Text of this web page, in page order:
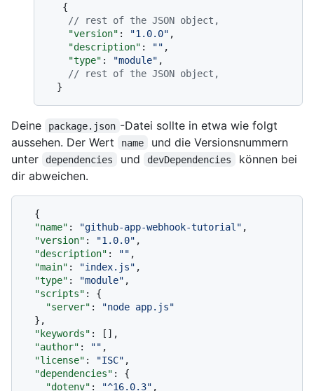
{
// rest of the JSON object,
"version" : "1.0.0" ,
"description" : "" ,
"type" : "module" ,
// rest of the JSON object,
}
Deine package.json -Datei sollte in etwa wie folgt
aussehen. Der Wert
name
und die Versionsnummern
unter
dependencies und devDependencies
können bei
dir abweichen.
{
"name" : "github-app-webhook-tutorial" ,
"version" : "1.0.0" ,
"description" : "" ,
"main" : "index.js" ,
"type" : "module" ,
"scripts" :
{
"server" :
"node app.js"
} ,
"keywords" : [ ] ,
"author" : "" ,
"license" : "ISC" ,
"dependencies" :
{
"dotenv" : "^16.0.3" ,